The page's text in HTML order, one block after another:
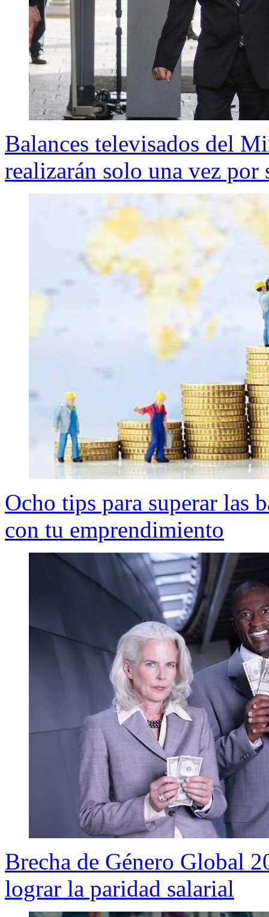
Balances televisados del
realizarán solo una vez por
Ocho tips para superar las
con tu emprendimiento
Brecha de Género Global
lograr la paridad salarial